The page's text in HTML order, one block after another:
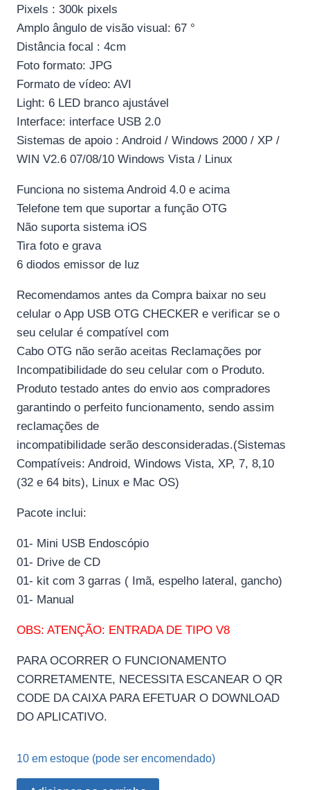
Pixels : 300k pixels
Amplo ângulo de visão visual: 67 °
Distância focal : 4cm
Foto formato: JPG
Formato de vídeo: AVI
Light: 6 LED branco ajustável
Interface: interface USB 2.0
Sistemas de apoio : Android / Windows 2000 / XP /
WIN V2.6 07/08/10 Windows Vista / Linux
Funciona no sistema Android 4.0 e acima
Telefone tem que suportar a função OTG
Não suporta sistema iOS
Tira foto e grava
6 diodos emissor de luz
Recomendamos antes da Compra baixar no seu
celular o App USB OTG CHECKER e verificar se o
seu celular é compatível com
Cabo OTG não serão aceitas Reclamações por
Incompatibilidade do seu celular com o Produto.
Produto testado antes do envio aos compradores
garantindo o perfeito funcionamento, sendo assim
reclamações de
incompatibilidade serão desconsideradas.(Sistemas
Compatíveis: Android, Windows Vista, XP, 7, 8,10
(32 e 64 bits), Linux e Mac OS)
Pacote inclui:
01- Mini USB Endoscópio
01- Drive de CD
01- kit com 3 garras ( Imã, espelho lateral, gancho)
01- Manual
OBS: ATENÇÃO: ENTRADA DE TIPO V8
PARA OCORRER O FUNCIONAMENTO
CORRETAMENTE, NECESSITA ESCANEAR O QR
CODE DA CAIXA PARA EFETUAR O DOWNLOAD
DO APLICATIVO.
10 em estoque (pode ser encomendado)
Snake